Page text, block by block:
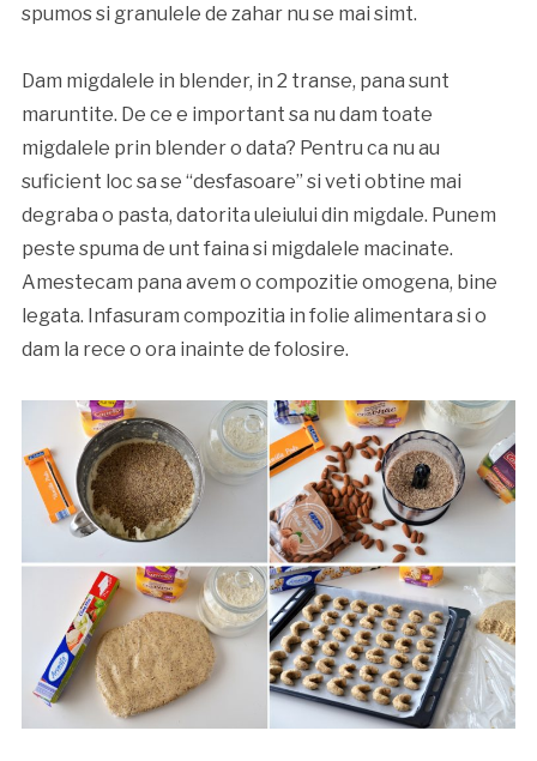
spumos si granulele de zahar nu se mai simt.
Dam migdalele in blender, in 2 transe, pana sunt
maruntite. De ce e important sa nu dam toate
migdalele prin blender o data? Pentru ca nu au
suficient loc sa se “desfasoare” si veti obtine mai
degraba o pasta, datorita uleiului din migdale. Punem
peste spuma de unt faina si migdalele macinate.
Amestecam pana avem o compozitie omogena, bine
legata. Infasuram compozitia in folie alimentara si o
dam la rece o ora inainte de folosire.